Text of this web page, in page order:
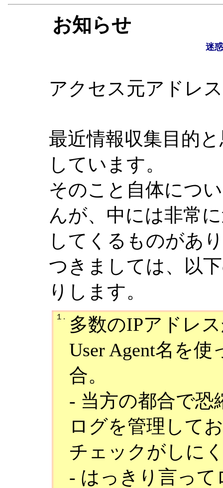
お知らせ
迷
アクセス元アドレ
最近情報収集目的
しています。
そのこと自体につ
んが、中には非常
してくるものがあ
つきましては、以
りします。
１.
多数のIPアドレ
User Agent名を
合。
- 当方の都合で恐
ログを管理して
チェックがしに
- はっきり言っ